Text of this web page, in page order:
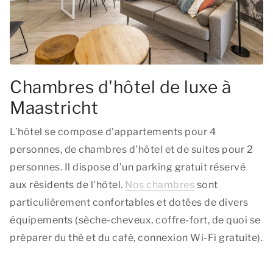
Chambres d'hôtel de luxe à
Maastricht
L’hôtel se compose d'appartements pour 4
personnes, de chambres d'hôtel et de suites pour 2
personnes. Il dispose d'un parking gratuit réservé
aux résidents de l'hôtel. Nos chambres sont
particulièrement confortables et dotées de divers
équipements (sèche-cheveux, coffre-fort, de quoi se
préparer du thé et du café, connexion Wi-Fi gratuite).